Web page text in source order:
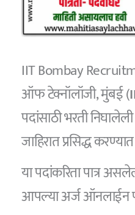
IIT Bombay
ऑफ टेक्नॉलॉजी, मुंबई (
पदांसाठी भरती
जाहिरात प्रसिद्ध
या पदांकरिता पात्र
आपल्या अर्ज ऑनलाईन